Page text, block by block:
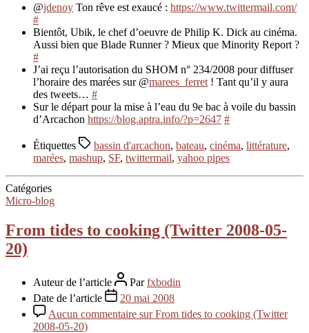
@jdenoy Ton rêve est exaucé : https://www.twittermail.com/
#
Bientôt, Ubik, le chef d’oeuvre de Philip K. Dick au cinéma.
Aussi bien que Blade Runner ? Mieux que Minority Report ?
#
J’ai reçu l’autorisation du SHOM n° 234/2008 pour diffuser
l’horaire des marées sur @marees_ferret ! Tant qu’il y aura
des tweets… #
Sur le départ pour la mise à l’eau du 9e bac à voile du bassin
d’Arcachon https://blog.aptra.info/?p=2647 #
Étiquettes bassin d'arcachon, bateau, cinéma, littérature,
marées, mashup, SF, twittermail, yahoo pipes
Catégories
Micro-blog
From tides to cooking (Twitter 2008-05-
20)
Auteur de l’article Parfxbodin
Date de l’article
20 mai 2008
Aucun commentaire sur From tides to cooking (Twitter
2008-05-20)